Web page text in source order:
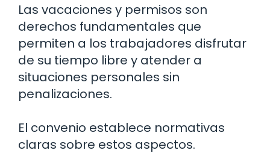
Las vacaciones y permisos son
derechos fundamentales que
permiten a los trabajadores disfrutar
de su tiempo libre y atender a
situaciones personales sin
penalizaciones.
El convenio establece normativas
claras sobre estos aspectos.